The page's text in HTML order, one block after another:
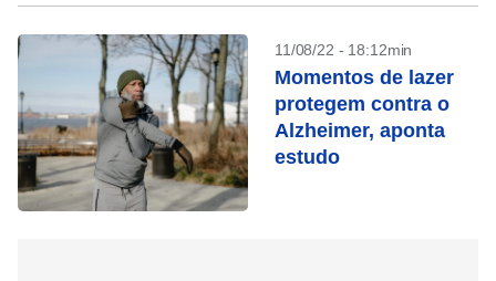
11/08/22 - 18:12min
Momentos de lazer
protegem contra o
Alzheimer, aponta
estudo